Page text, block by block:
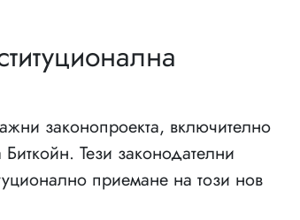
законопроекта, включително
Тези законодателни
приемане на този нов